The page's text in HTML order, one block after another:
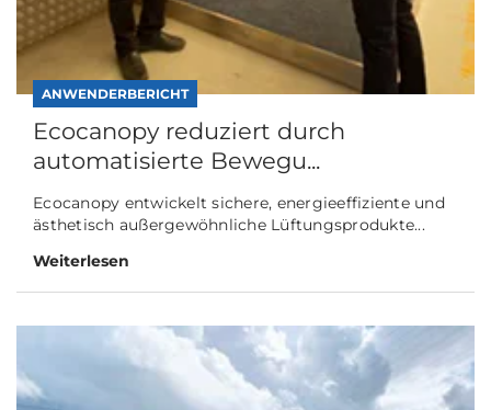
ANWENDERBERICHT
Ecocanopy reduziert durch
automatisierte Bewegu...
Ecocanopy entwickelt sichere, energieeffiziente und
ästhetisch außergewöhnliche Lüftungsprodukte...
Weiterlesen